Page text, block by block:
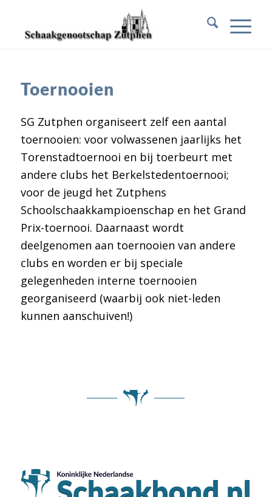
Toernooien
SG Zutphen organiseert zelf een aantal
toernooien: voor volwassenen jaarlijks het
Torenstadtoernooi en bij toerbeurt met
andere clubs het Berkelstedentoernooi;
voor de jeugd het Zutphens
Schoolschaakkampioenschap en het Grand
Prix-toernooi. Daarnaast wordt
deelgenomen aan toernooien van andere
clubs en worden er bij speciale
gelegenheden interne toernooien
georganiseerd (waarbij ook niet-leden
kunnen aanschuiven!)